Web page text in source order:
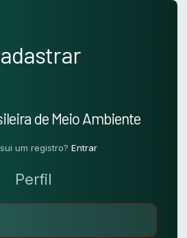
de Meio Ambiente
um registro? Entrar
Perfil